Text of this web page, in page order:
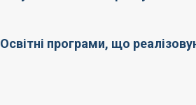
Освітні програми, що